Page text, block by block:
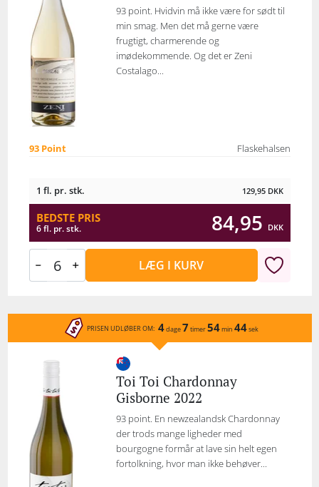
93 point. Hvidvin må ikke være for sødt til
min smag. Men det må gerne være
frugtigt, charmerende og
imødekommende. Og det er Zeni
Costalago...
93 Point Flaskehalsen
1 fl. pr. stk. 129,95 DKK
BEDSTE PRIS
6 fl. pr. stk. 84,95 DKK
LÆG I KURV
PRISEN UDLØBER OM: 4dage7 timer54min 44sek
Toi Toi Chardonnay
Gisborne 2022
93 point. En newzealandsk Chardonnay
der trods mange ligheder med
bourgogne formår at lave sin helt egen
fortolkning, hvor man ikke behøver...